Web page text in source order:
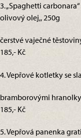
3. „Spaghetti
olivový olej,, 250g
čerstvé vaječné
185,- Kč
4. Vepřové kotletky se
bramborovými
185,- Kč
5. Vepřová panenka